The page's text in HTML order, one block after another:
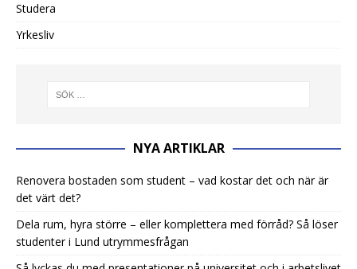
Studera
Yrkesliv
NYA ARTIKLAR
Renovera bostaden som student – vad kostar det och när är
det värt det?
Dela rum, hyra större – eller komplettera med förråd? Så löser
studenter i Lund utrymmesfrågan